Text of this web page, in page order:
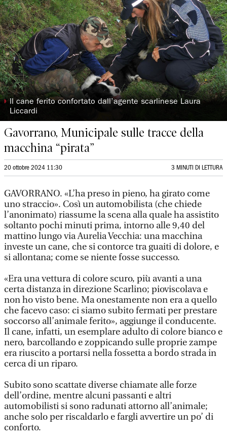
◗ ll cane ferito confortato dall’agente scarlinese Laura
Liccardi
Gavorrano, Municipale sulle tracce della
macchina “pirata”
20 ottobre 2024 11:30 3 MINUTI DI LETTURA
GAVORRANO. «L’ha preso in pieno, ha girato come
uno straccio». Così un automobilista (che chiede
l’anonimato) riassume la scena alla quale ha assistito
soltanto pochi minuti prima, intorno alle 9,40 del
mattino lungo via Aurelia Vecchia: una macchina
investe un cane, che si contorce tra guaiti di dolore, e
si allontana; come se niente fosse successo.
«Era una vettura di colore scuro, più avanti a una
certa distanza in direzione Scarlino; pioviscolava e
non ho visto bene. Ma onestamente non era a quello
che facevo caso: ci siamo subito fermati per prestare
soccorso all’animale ferito», aggiunge il conducente.
Il cane, infatti, un esemplare adulto di colore bianco e
nero, barcollando e zoppicando sulle proprie zampe
era riuscito a portarsi nella fossetta a bordo strada in
cerca di un riparo.
Subito sono scattate diverse chiamate alle forze
dell’ordine, mentre alcuni passanti e altri
automobilisti si sono radunati attorno all’animale;
anche solo per riscaldarlo e fargli avvertire un po’ di
conforto.